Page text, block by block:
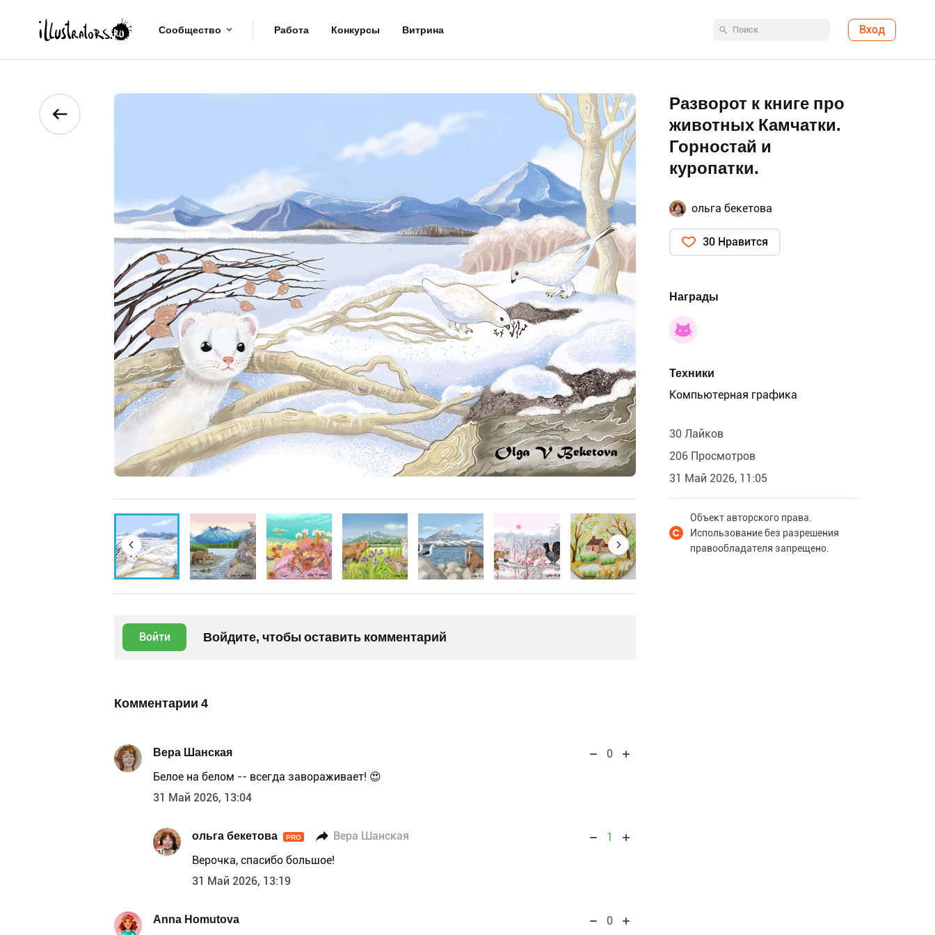
Сообщество Работа Конкурсы Витрина Вход
Войти Войдите, чтобы оставить комментарий
Комментарии 4
Вера Шанская
0
Белое на белом -- всегда завораживает! 😍
31 Май 2026, 13:04
ольга бекетова PRO Вера Шанская
1
Верочка, спасибо большое!
31 Май 2026, 13:19
Anna Homutova 0
Разворот к книге про
животных Камчатки.
Горностай и
куропатки.
ольга бекетова
30 Нравится
Награды
Техники
Компьютерная графика
30 Лайков
206 Просмотров
31 Май 2026, 11:05
Объект авторского права.
Использование без разрешения
правообладателя запрещено.